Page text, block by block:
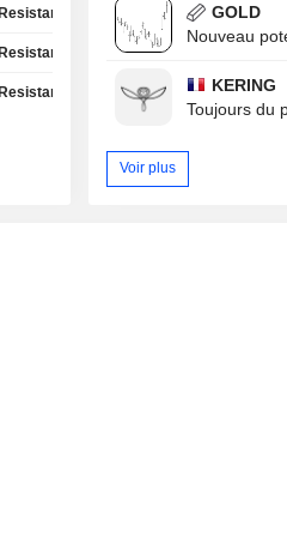
Test
Test
Test
GOLD
Nouveau
KERING
Toujours du
Voir plus